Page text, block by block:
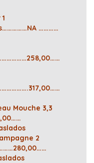
…………
Mouche 3,3
2